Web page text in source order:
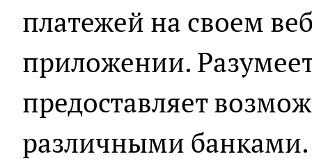
платежей на своем
приложении.
предоставляет
различными банками.